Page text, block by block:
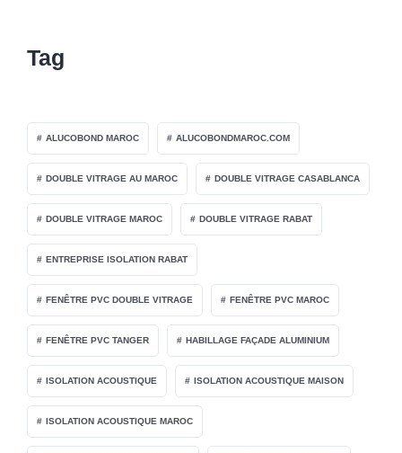
Tag
ALUCOBOND MAROC ALUCOBONDMAROC.COM
DOUBLE VITRAGE AU MAROC DOUBLE VITRAGE CASABLANCA
DOUBLE VITRAGE MAROC DOUBLE VITRAGE RABAT
ENTREPRISE ISOLATION RABAT
FENÊTRE PVC DOUBLE VITRAGE FENÊTRE PVC MAROC
FENÊTRE PVC TANGER HABILLAGE FAÇADE ALUMINIUM
ISOLATION ACOUSTIQUE ISOLATION ACOUSTIQUE MAISON
ISOLATION ACOUSTIQUE MAROC